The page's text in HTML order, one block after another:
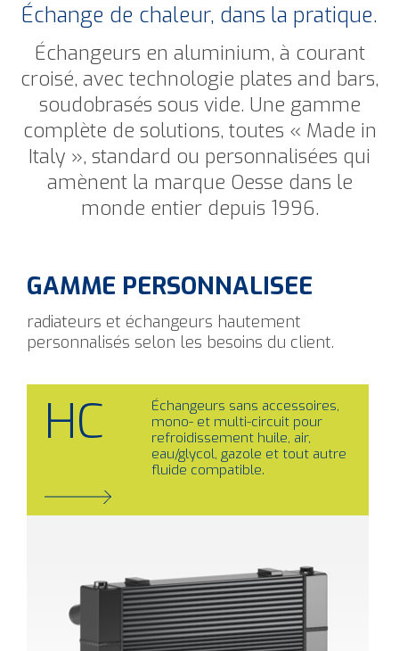
Échange de chaleur, dans la pratique.
Échangeurs en aluminium, à courant
croisé, avec technologie plates and bars,
soudobrasés sous vide. Une gamme
complète de solutions, toutes « Made in
Italy », standard ou personnalisées qui
amènent la marque Oesse dans le
monde entier depuis 1996.
GAMME PERSONNALISEE
radiateurs et échangeurs hautement
personnalisés selon les besoins du client.
HC
Échangeurs sans accessoires,
mono- et multi-circuit pour
refroidissement huile, air,
eau/glycol, gazole et tout autre
fluide compatible.